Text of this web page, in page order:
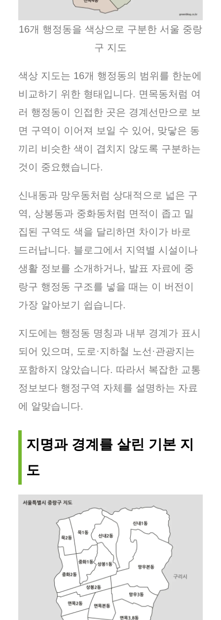
16개 행정동을 색상으로 구분한 서울 중랑
구 지도
색상 지도는 16개 행정동의 범위를 한눈에
비교하기 위한 형태입니다. 면목동처럼 여
러 행정동이 인접한 곳은 경계선만으로 보
면 구역이 이어져 보일 수 있어, 맞닿은 동
끼리 비슷한 색이 겹치지 않도록 구분하는
것이 중요했습니다.
신내동과 망우동처럼 상대적으로 넓은 구
역, 상봉동과 중화동처럼 면적이 좁고 밀
집된 구역도 색을 달리하면 차이가 바로
드러납니다. 블로그에서 지역별 시설이나
생활 정보를 소개하거나, 발표 자료에 중
랑구 행정동 구조를 넣을 때는 이 버전이
가장 알아보기 쉽습니다.
지도에는 행정동 명칭과 내부 경계가 표시
되어 있으며, 도로·지하철 노선·관광지는
포함하지 않았습니다. 따라서 복잡한 교통
정보보다 행정구역 자체를 설명하는 자료
에 알맞습니다.
지명과 경계를 살린 기본 지
도